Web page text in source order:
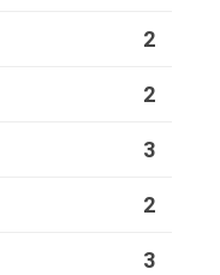
2
2
3
2
3